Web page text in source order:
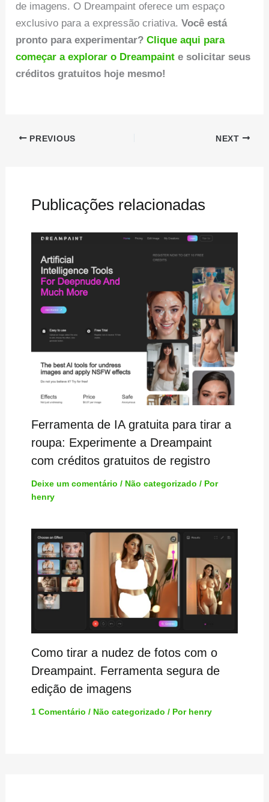
de imagens. O Dreampaint oferece um espaço
exclusivo para a expressão criativa.Você está
pronto para experimentar?Clique aqui para
começar a explorar o Dreampaint e solicitar seus
créditos gratuitos hoje mesmo!
PREVIOUS NEXT
Publicações relacionadas
Ferramenta de IA gratuita para tirar a
roupa: Experimente a Dreampaint
com créditos gratuitos de registro
Deixe um comentário / Não categorizado / Por
henry
Como tirar a nudez de fotos com o
Dreampaint. Ferramenta segura de
edição de imagens
1 Comentário / Não categorizado / Por henry